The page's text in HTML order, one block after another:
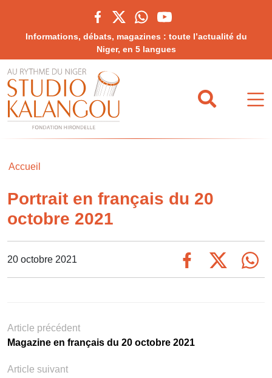
Informations, débats, magazines : toute l’actualité du
Niger, en 5 langues
Accueil
Portrait en français du 20
octobre 2021
20 octobre 2021
Article précédent
Magazine en français du 20 octobre 2021
Article suivant